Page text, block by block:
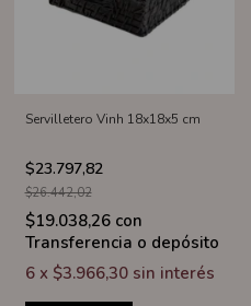
Servilletero Vinh 18x18x5 cm
$23.797,82
$26.442,02
$19.038,26 con
Transferencia o depósito
6 x $3.966,30 sin interés